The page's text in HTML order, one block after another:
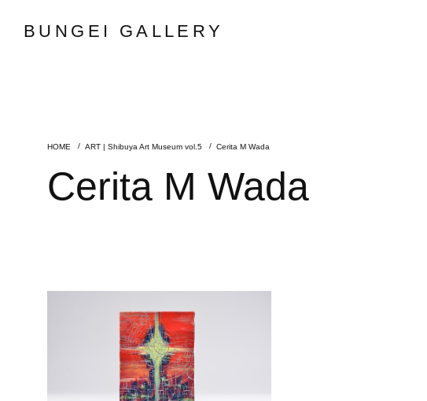
BUNGEI GALLERY
ART | Shibuya Art Museum vol.5 Cerita M Wada
Cerita M Wada